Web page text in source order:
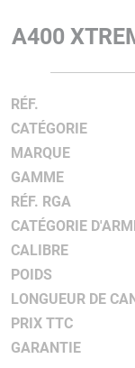
A400
RÉF.
CATÉGORIE
MARQUE
GAMME
RÉF. RGA
CATÉGORIE
CALIBRE
POIDS
LONGUEUR DE
PRIX TTC
GARANTIE